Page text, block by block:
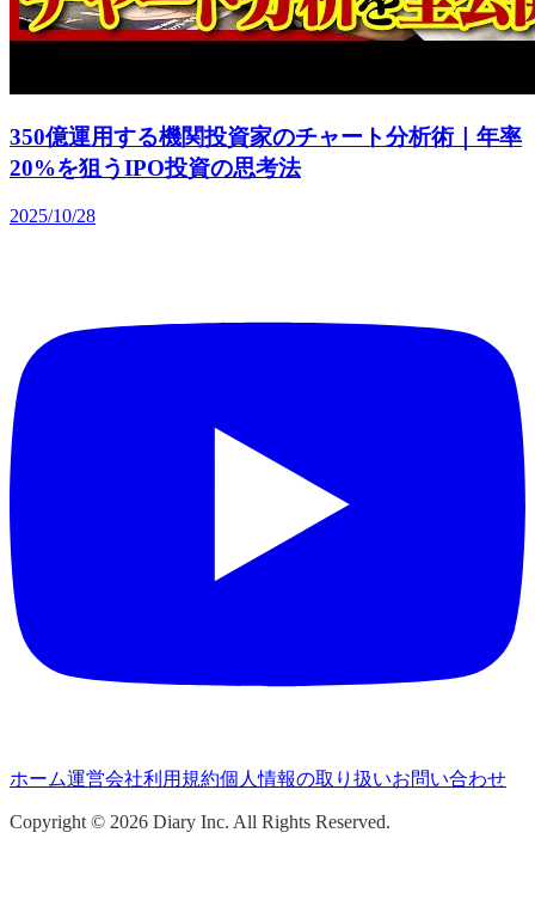
350億運用する機関投資家のチャート分析術｜年率
20%を狙うIPO投資の思考法
2025/10/28
ホーム運営会社利用規約個人情報の取り扱いお問い合わせ
Copyright © 2026 Diary Inc. All Rights Reserved.